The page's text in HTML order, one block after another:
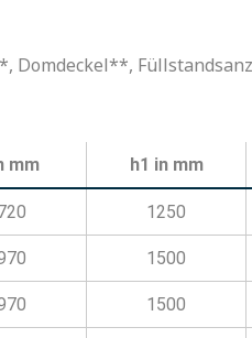
Domdeckel**,
mm h1 in mm
1250
1500
1500